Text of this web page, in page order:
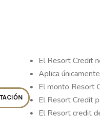
El Resort Credit
Aplica
El monto Resort
El Resort Credit
El Resort credit